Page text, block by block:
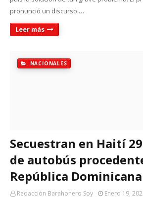
pronunció un discurso …
Leer más
NACIONALES
Secuestran en Haití
de autobús
República Dominicana
Redacción Barahonero Soy Enero 19,